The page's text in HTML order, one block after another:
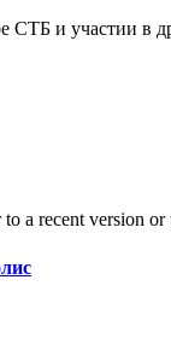
и участии в
a recent version or